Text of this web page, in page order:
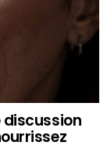
discussion